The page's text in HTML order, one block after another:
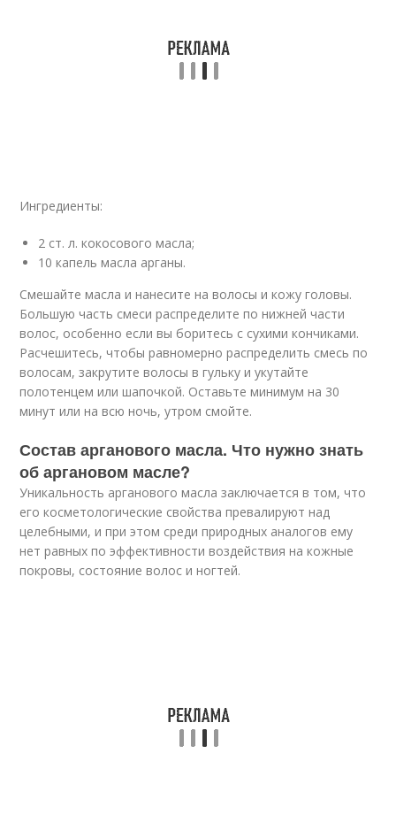
Ингредиенты:
2 ст. л. кокосового масла;
10 капель масла арганы.
Смешайте масла и нанесите на волосы и кожу головы.
Большую часть смеси распределите по нижней части
волос, особенно если вы боритесь с сухими кончиками.
Расчешитесь, чтобы равномерно распределить смесь по
волосам, закрутите волосы в гульку и укутайте
полотенцем или шапочкой. Оставьте минимум на 30
минут или на всю ночь, утром смойте.
Состав арганового масла. Что нужно знать
об аргановом масле?
Уникальность арганового масла заключается в том, что
его косметологические свойства превалируют над
целебными, и при этом среди природных аналогов ему
нет равных по эффективности воздействия на кожные
покровы, состояние волос и ногтей.